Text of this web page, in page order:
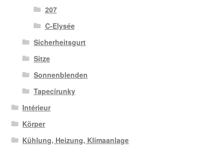
207
C-Elysée
Sicherheitsgurt
Sitze
Sonnenblenden
Tapecírunky
Intérieur
Körper
Kühlung, Heizung, Klimaanlage